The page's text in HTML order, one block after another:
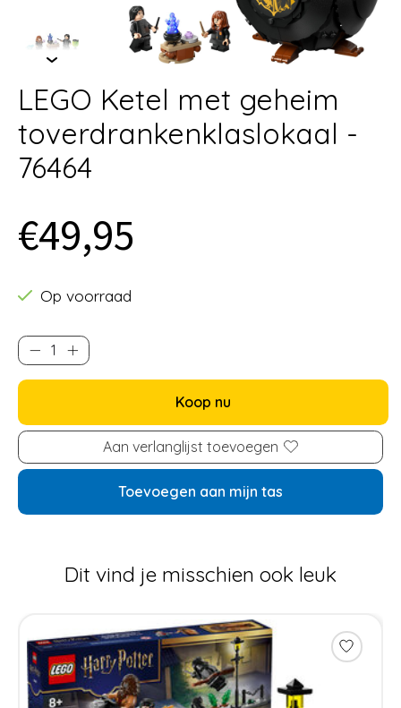
LEGO Ketel met geheim
toverdrankenklaslokaal -
76464
€49,95
Op voorraad
Koop nu
Aan verlanglijst toevoegen
Toevoegen aan mijn tas
Dit vind je misschien ook leuk
Items van productcarrousel